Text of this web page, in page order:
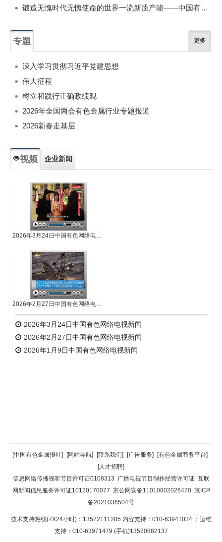
锻造无愧时代无愧使命的世界一流新质产能——中国有色金属工业的战略应对与破局之道（二）
专题 更多
深入学习贯彻习近平党建思想
伟大征程
树立和践行正确政绩观
2026年全国两会有色金属行业专题报道
2026新春走基层
视频 企业新闻
2026年3月24日中国有色网络电视新闻
2026年2月27日中国有色网络电视新闻
2026年3月24日中国有色网络电视新闻
2026年2月27日中国有色网络电视新闻
2026年1月9日中国有色网络电视新闻
返回顶部
返回首页
[中国有色金属报社]- [网站导航]- [联系我们]- [广告服务]- [有色金属商务平台]-
[人才招聘]
信息网络传播视听节目许可证0108313 广播电视节目制作经营许可证 互联
网新闻信息服务许可证10120170077 京公网安备11010802026470 京ICP
备2021036504号
技术支持热线(7X24小时)：13522111285 内容支持：010-63941034 ；运维
支持：010-63971479 (手机)13520882137